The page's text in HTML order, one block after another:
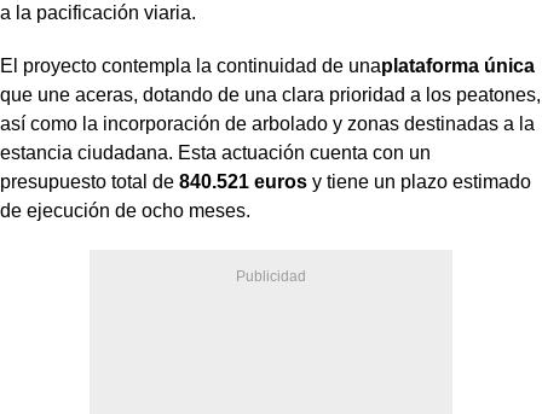
a la pacificación viaria.
El proyecto contempla la continuidad de unaplataforma única
que une aceras, dotando de una clara prioridad a los peatones,
así como la incorporación de arbolado y zonas destinadas a la
estancia ciudadana. Esta actuación cuenta con un
presupuesto total de 840.521 euros y tiene un plazo estimado
de ejecución de ocho meses.